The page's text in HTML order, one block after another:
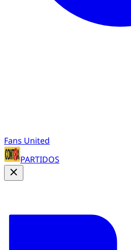
Fans United
PARTIDOS